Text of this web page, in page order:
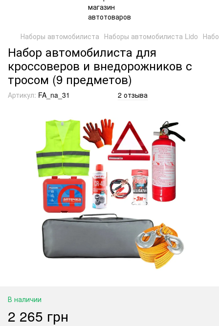
Наборы автомобилиста Наборы автомобилиста Lido
Набор автомобилиста для
кроссоверов и внедорожников с
тросом (9 предметов)
Артикул: FA_na_31 2 отзыва
В наличии
2 265 грн